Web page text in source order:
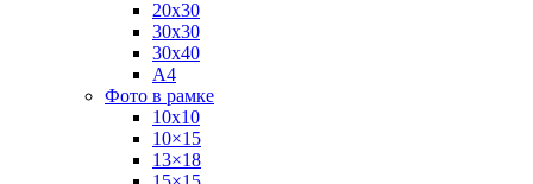
20х30
30х30
30х40
А4
Фото в рамке
10х10
10×15
13×18